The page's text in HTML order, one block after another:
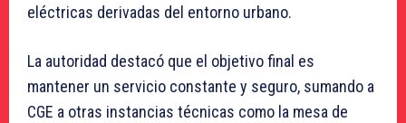
eléctricas derivadas del entorno urbano.
La autoridad destacó que el objetivo final es
mantener un servicio constante y seguro, sumando a
CGE a otras instancias técnicas como la mesa de